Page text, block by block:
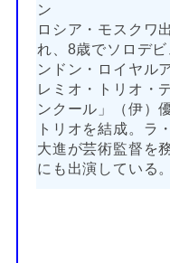
ン
ロシア・モスクワ
れ、8歳でソロデ
ンドン・ロイヤル
レミオ・トリオ・
ンクール」（伊）
トリオを結成。ラ
大進が芸術監督を
にも出演している